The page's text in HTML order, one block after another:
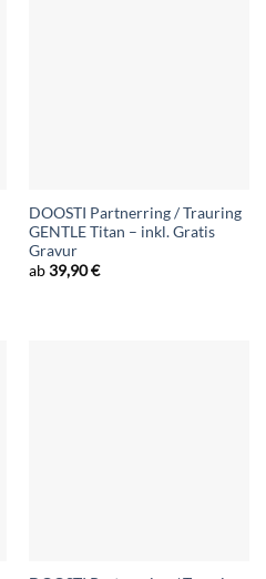
DOOSTI Partnerring / Trauring
GENTLE Titan – inkl. Gratis
Gravur
ab39,90€